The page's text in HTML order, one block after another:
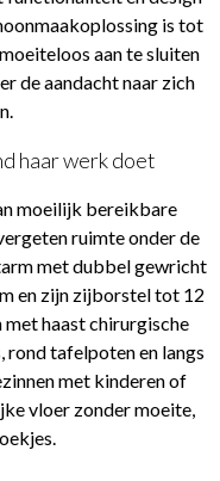
is tot
aan te sluiten
de aandacht naar zich
haar werk doet
moeilijk bereikbare
ruimte onder de
met dubbel gewricht
en zijn zijborstel tot 12
haast chirurgische
rond tafelpoten en langs
met kinderen of
vloer zonder moeite,